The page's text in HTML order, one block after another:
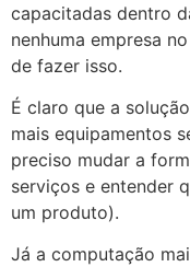
capacitadas dentro
nenhuma empresa
de fazer isso.
É claro que a
mais equipamentos
preciso mudar a
serviços e entender
um produto).
Já a computação